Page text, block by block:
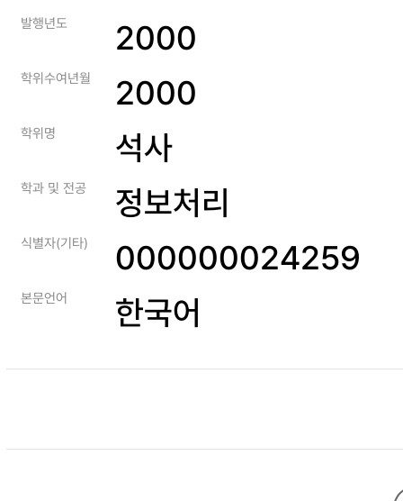
발행년도 2000
학위수여년월 2000
학위명 석사
학과 및 전공 정보처리
식별자(기타) 000000024259
본문언어 한국어